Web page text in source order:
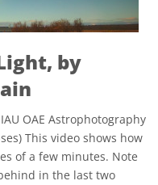
by
OAE Astrophotography
This video shows how
of a few minutes. Note
in the last two